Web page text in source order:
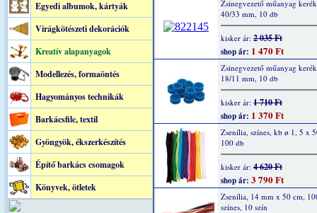
Egyedi albumok, kártyák
Virágkötészeti dekorációk
Kreatív alapanyagok
Modellezés, formaöntés
Hagyományos technikák
Barkácsfilc, textil
Gyöngyök, ékszerkészítés
Építő barkács csomagok
Könyvek, ötletek
Zsinegvezető műanyag
40/33 mm, 10 db
kisker ár: 2 035 Ft
shop ár: 1 470 Ft
Zsinegvezető műanyag
18/11 mm, 10 db
kisker ár: 1 710 Ft
shop ár: 1 370 Ft
Zsenília, színes, kb ø 1, 5 x
100 db
kisker ár: 4 620 Ft
shop ár: 3 790 Ft
Zsenília, 14 mm x 50 cm,
színes, 10 szín